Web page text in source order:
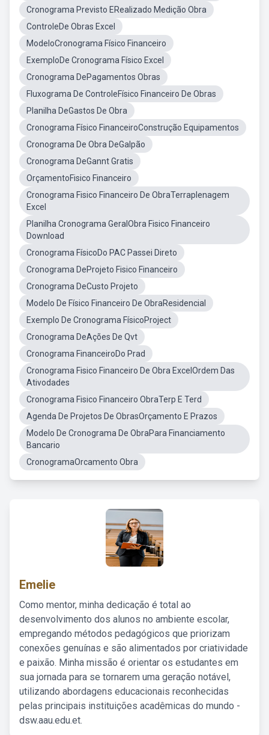
Cronograma Previsto ERealizado Medição Obra
ControleDe Obras Excel
ModeloCronograma Físico Financeiro
ExemploDe Cronograma Físico Excel
Cronograma DePagamentos Obras
Fluxograma De ControleFísico Financeiro De Obras
Planilha DeGastos De Obra
Cronograma Físico FinanceiroConstrução Equipamentos
Cronograma De Obra DeGalpão
Cronograma DeGannt Gratis
OrçamentoFisico Financeiro
Cronograma Fisico Financeiro De ObraTerraplenagem
Excel
Planilha Cronograma GeralObra Fisico Financeiro
Download
Cronograma FísicoDo PAC Passei Direto
Cronograma DeProjeto Fisico Financeiro
Cronograma DeCusto Projeto
Modelo De Físico Financeiro De ObraResidencial
Exemplo De Cronograma FísicoProject
Cronograma DeAções De Qvt
Cronograma FinanceiroDo Prad
Cronograma Fisico Financeiro De Obra ExcelOrdem Das
Ativodades
Cronograma Fisico Financeiro ObraTerp E Terd
Agenda De Projetos De ObrasOrçamento E Prazos
Modelo De Cronograma De ObraPara Financiamento
Bancario
CronogramaOrcamento Obra
Emelie
Como mentor, minha dedicação é total ao
desenvolvimento dos alunos no ambiente escolar,
empregando métodos pedagógicos que priorizam
conexões genuínas e são alimentados por criatividade
e paixão. Minha missão é orientar os estudantes em
sua jornada para se tornarem uma geração notável,
utilizando abordagens educacionais reconhecidas
pelas principais instituições acadêmicas do mundo -
dsw.aau.edu.et.